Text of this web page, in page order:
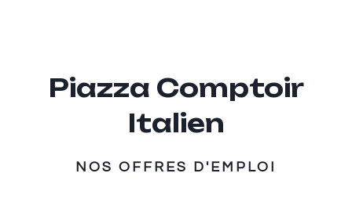
Piazza Comptoir
Italien
NOS OFFRES D'EMPLOI